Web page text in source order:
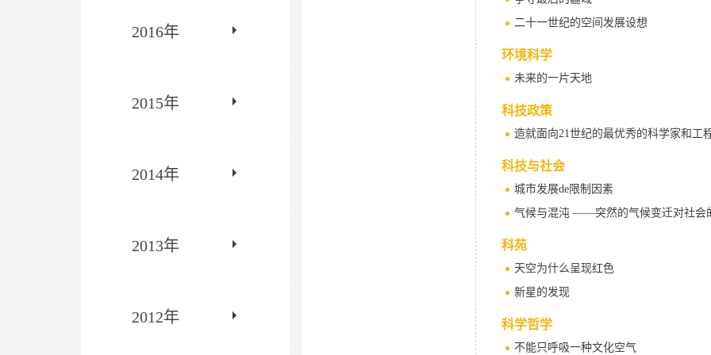
2016年
2015年
2014年
2013年
2012年
二十一世纪的空间发展设想
环境科学
未来的一片天地
科技政策
造就面向21世纪的最优秀的科学家和工
科技与社会
城市发展de限制因素
气候与混沌 ——突然的气候变迁对社会
科苑
天空为什么呈现红色
新星的发现
科学哲学
不能只呼吸一种文化空气